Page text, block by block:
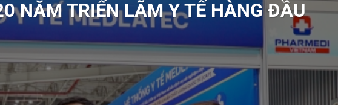
NĂM TRIỂN LÃM Y TẾ HÀNG ĐẦU